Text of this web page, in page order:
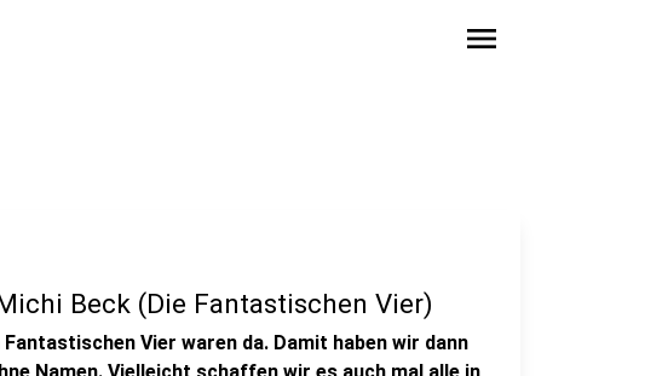
menu
Beck (Die Fantastischen Vier)
Vier waren da. Damit haben wir dann